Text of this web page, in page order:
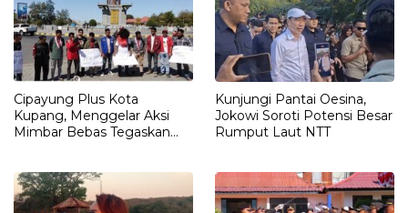
Cipayung Plus Kota
Kupang, Menggelar Aksi
Mimbar Bebas Tegaskan
Kepada JOKO WIDODO
Kunjungi Pantai Oesina,
Jokowi Soroti Potensi Besar
Rumput Laut NTT